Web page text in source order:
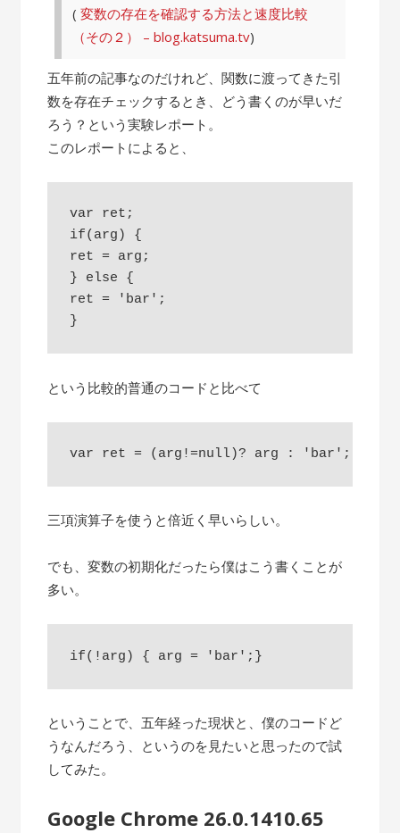
(変数の存在を確認する方法と速度比較
（その２） – blog.katsuma.tv)
五年前の記事なのだけれど、関数に渡ってきた引
数を存在チェックするとき、どう書くのが早いだ
ろう？という実験レポート。
このレポートによると、
var ret;
if(arg) {
ret = arg;
} else {
ret = 'bar';
という比較的普通のコードと比べて
三項演算子を使うと倍近く早いらしい。
でも、変数の初期化だったら僕はこう書くことが
多い。
ということで、五年経った現状と、僕のコードど
うなんだろう、というのを見たいと思ったので試
してみた。
Google Chrome 26.0.1410.65